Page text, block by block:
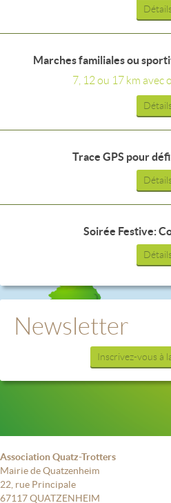
Détails
Marches familiales ou
7, 12 ou 17 km avec
Détails
Trace GPS pour
Détails
Soirée Festive:
Détails
Newsletter
Inscrivez-vous à
Association Quatz-Trotters
Mairie de Quatzenheim
22, rue Principale
67117 QUATZENHEIM